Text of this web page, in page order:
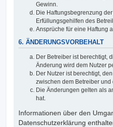
Gewinn.
Die Haftungsbegrenzung
Erfüllungsgehilfen des
Ansprüche für eine Haftung
6. ÄNDERUNGSVORBEHALT
Der Betreiber ist berechtigt,
Änderung wird dem Nutzer
Der Nutzer ist berechtigt,
zwischen dem Betreiber
Die Änderungen gelten als
hat.
Informationen über den
Datenschutzerklärung